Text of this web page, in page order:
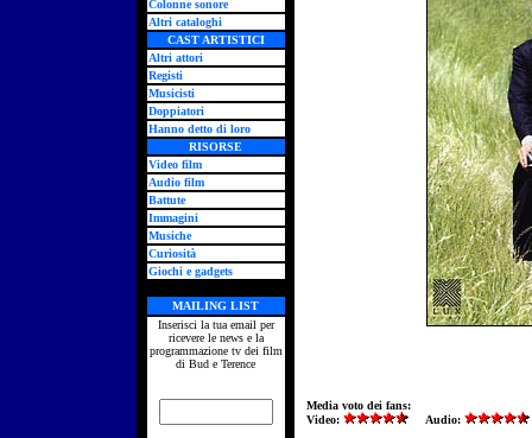
Colonne sonore
Altri cataloghi
CAST ARTISTICI
Altri attori
Registi
Musicisti
Doppiatori
Hanno detto di loro
RISORSE
Video film
Audio film
Battute
Immagini
Musiche
Curiosità
Giochi e gadgets
MAILING LIST
Inserisci la tua email per
ricevere le news e la
programmazione tv dei film
di Bud e Terence
Media voto dei fans:
Video:
Audio: